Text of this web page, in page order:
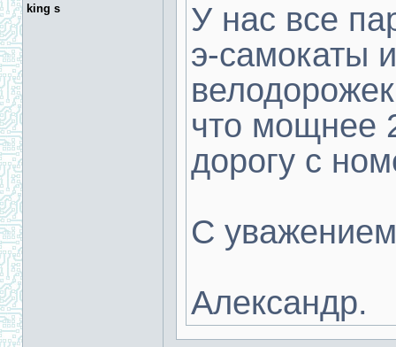
king s
У нас все
э-самокаты
что мощнее
дорогу с
С
Александр.